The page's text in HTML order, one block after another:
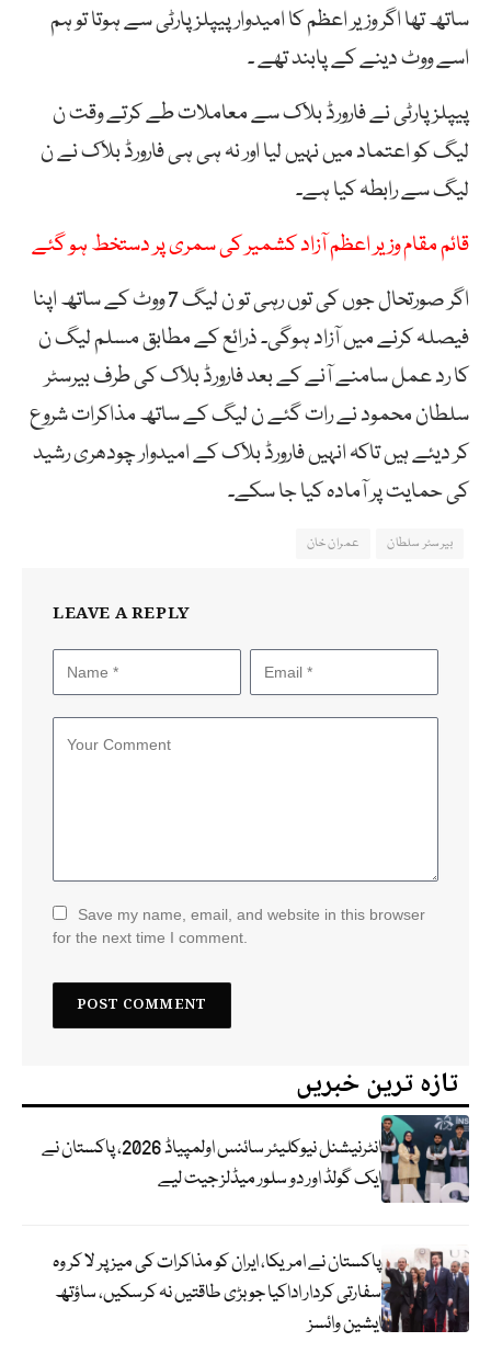
ساتھ تھا اگر وزیر اعظم کا امیدوار پیپلز پارٹی سے ہوتا تو ہم
اسے ووٹ دینے کے پابند تھے ۔
پیپلز پارٹی نے فارورڈ بلاک سے معاملات طے کرتے وقت ن
لیگ کو اعتماد میں نہیں لیا اور نہ ہی ہی فارورڈ بلاک نے ن
لیگ سے رابطہ کیا ہے۔
قائم مقام وزیر اعظم آزاد کشمیر کی سمری پر دستخط ہو گئے
اگر صورتحال جوں کی توں رہی تو ن لیگ 7 ووٹ کے ساتھ اپنا
فیصلہ کرنے میں آزاد ہوگی۔ ذرائع کے مطابق مسلم لیگ ن
کا رد عمل سامنے آنے کے بعد فارورڈ بلاک کی طرف بیرسٹر
سلطان محمود نے رات گئے ن لیگ کے ساتھ مذاکرات شروع
کر دیئے ہیں تاکہ انہیں فارورڈ بلاک کے امیدوار چودھری رشید
کی حمایت پر آمادہ کیا جا سکے۔
بیرسٹر سلطان عمران خان
LEAVE A REPLY
Save my name, email, and website in this browser
for the next time I comment.
تازہ ترین خبریں
انٹرنیشنل نیوکلیئر سائنس اولمپیاڈ 2026، پاکستان نے
ایک گولڈ اور دو سلور میڈلز جیت لیے
پاکستان نے امریکا، ایران کو مذاکرات کی میز پر لا کر وہ
سفارتی کردار اداکیا جو بڑی طاقتیں نہ کرسکیں، ساؤتھ
ایشین وائسز